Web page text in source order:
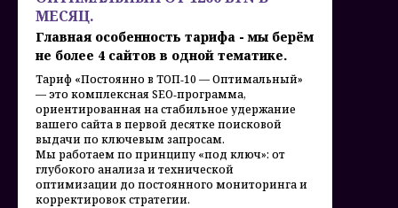
МЕСЯЦ.
Главная особенность тарифа - мы берём
не более 4 сайтов в одной тематике.
Тариф «Постоянно в ТОП‑10 — Оптимальный»
— это комплексная SEO‑программа,
ориентированная на стабильное удержание
вашего сайта в первой десятке поисковой
выдачи по ключевым запросам.
Мы работаем по принципу «под ключ»: от
глубокого анализа и технической
оптимизации до постоянного мониторинга и
корректировок стратегии.